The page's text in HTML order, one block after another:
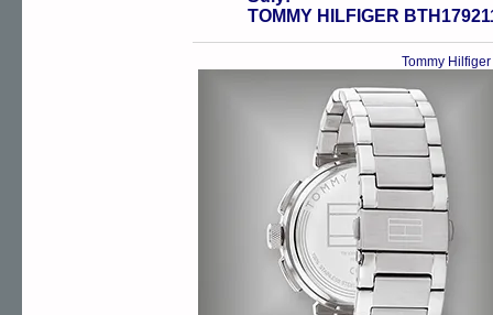
TOMMY HILFIGER
Tommy